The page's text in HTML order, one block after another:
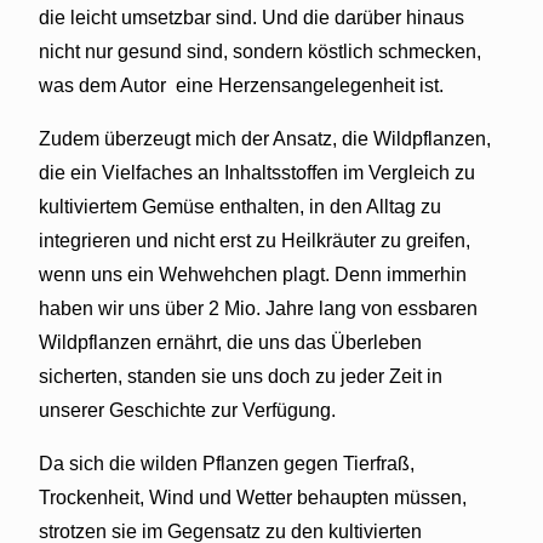
die leicht umsetzbar sind. Und die darüber hinaus
nicht nur gesund sind, sondern köstlich schmecken,
was dem Autor eine Herzensangelegenheit ist.
Zudem überzeugt mich der Ansatz, die Wildpflanzen,
die ein Vielfaches an Inhaltsstoffen im Vergleich zu
kultiviertem Gemüse enthalten, in den Alltag zu
integrieren und nicht erst zu Heilkräuter zu greifen,
wenn uns ein Wehwehchen plagt. Denn immerhin
haben wir uns über 2 Mio. Jahre lang von essbaren
Wildpflanzen ernährt, die uns das Überleben
sicherten, standen sie uns doch zu jeder Zeit in
unserer Geschichte zur Verfügung.
Da sich die wilden Pflanzen gegen Tierfraß,
Trockenheit, Wind und Wetter behaupten müssen,
strotzen sie im Gegensatz zu den kultivierten